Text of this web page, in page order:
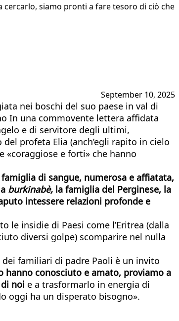
cercarlo, siamo pronti a fare tesoro di ciò che
September 10, 2025
nei boschi del suo paese in val di
In una commovente lettera affidata
e di servitore degli ultimi,
profeta Elia (anch’egli rapito in cielo
e forti» che hanno
di sangue, numerosa e affiatata,
burkinabè, la famiglia del Perginese, la
intessere relazioni profonde e
le insidie di Paesi come l’Eritrea (dalla
diversi golpe) scomparire nel nulla
familiari di padre Paoli è un invito
hanno conosciuto e amato, proviamo a
noi e a trasformarlo in energia di
oggi ha un disperato bisogno».